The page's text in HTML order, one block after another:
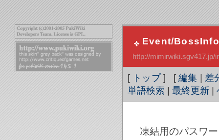
Event/BossInfo
http://mimirwiki.sgv417.jp/
[ トップ] [編集
差
単語検索
最終更新
凍結用のパスワ